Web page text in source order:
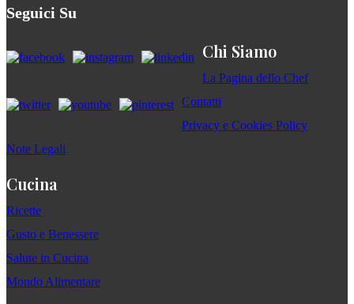
Seguici Su
Chi Siamo
La Pagina dello Chef
Contatti
Privacy e Cookies Policy
Note Legali
Cucina
Ricette
Gusto e Benessere
Salute in Cucina
Mondo Alimentare